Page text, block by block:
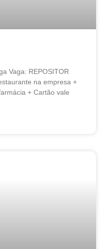
Vaga: REPOSITOR
na empresa +
+ Cartão vale